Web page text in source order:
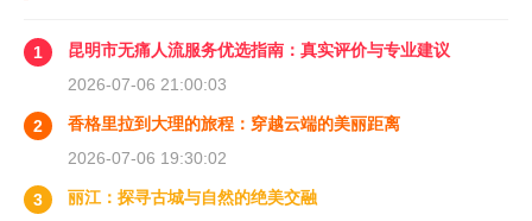
1
昆明市无痛人流服务优选指南：真实评价与专业建议
2026-07-06 21:00:03
2
香格里拉到大理的旅程：穿越云端的美丽距离
2026-07-06 19:30:02
3
丽江：探寻古城与自然的绝美交融